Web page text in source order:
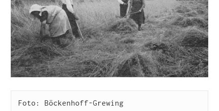
Foto: Böckenhoff-Grewing